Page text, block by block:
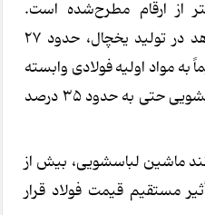
از ارقام مطرح‌شده است.
برآوردهای موجود نشان می‌دهد در تولید یخچال، حدود 27
مواد اولیه فولادی وابسته
است. این رقم در ماشین لباسشویی حتی به حدود 35 درصد
ماشین لباسشویی، بیش از
مستقیم قیمت فولاد قرار